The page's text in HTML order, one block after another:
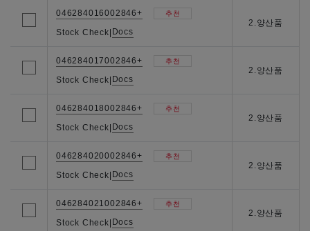
046284016002846+ 추천
Stock Check| Docs
2.양산품
046284017002846+ 추천
Stock Check| Docs
2.양산품
046284018002846+ 추천
Stock Check| Docs
2.양산품
046284020002846+ 추천
Stock Check| Docs
2.양산품
046284021002846+ 추천
Stock Check| Docs
2.양산품